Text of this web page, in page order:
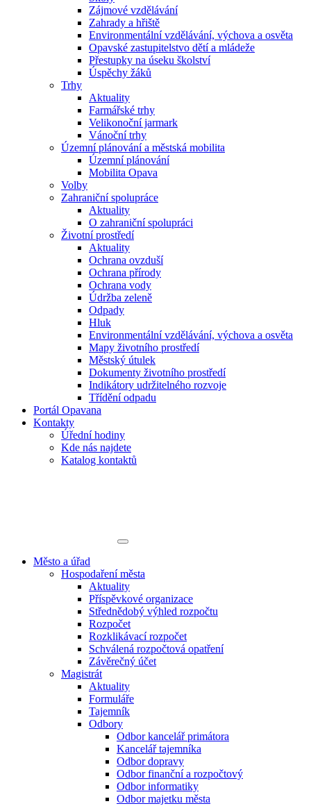
Zájmové vzdělávání
Zahrady a hřiště
Environmentální vzdělávání, výchova a osvěta
Opavské zastupitelstvo dětí a mládeže
Přestupky na úseku školství
Úspěchy žáků
Trhy
Aktuality
Farmářské trhy
Velikonoční jarmark
Vánoční trhy
Územní plánování a městská mobilita
Územní plánování
Mobilita Opava
Volby
Zahraniční spolupráce
Aktuality
O zahraniční spolupráci
Životní prostředí
Aktuality
Ochrana ovzduší
Ochrana přírody
Ochrana vody
Údržba zeleně
Odpady
Hluk
Environmentální vzdělávání, výchova a osvěta
Mapy životního prostředí
Městský útulek
Dokumenty životního prostředí
Indikátory udržitelného rozvoje
Třídění odpadu
Portál Opavana
Kontakty
Úřední hodiny
Kde nás najdete
Katalog kontaktů
Město a úřad
Hospodaření města
Aktuality
Příspěvkové organizace
Střednědobý výhled rozpočtu
Rozpočet
Rozklikávací rozpočet
Schválená rozpočtová opatření
Závěrečný účet
Magistrát
Aktuality
Formuláře
Tajemník
Odbory
Odbor kancelář primátora
Kancelář tajemníka
Odbor dopravy
Odbor finanční a rozpočtový
Odbor informatiky
Odbor majetku města